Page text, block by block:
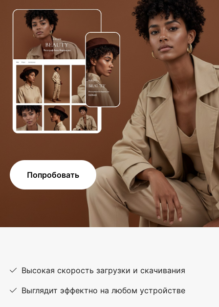
Попробовать
Высокая скорость загрузки и скачивания
Выглядит эффектно на любом устройстве